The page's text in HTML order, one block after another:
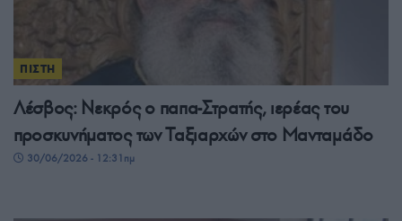
ΠΙΣΤΗ
Λέσβος: Νεκρός ο παπα-Στρατής, ιερέας του
προσκυνήματος των Ταξιαρχών στο Μανταμάδο
30/06/2026 - 12:31πμ